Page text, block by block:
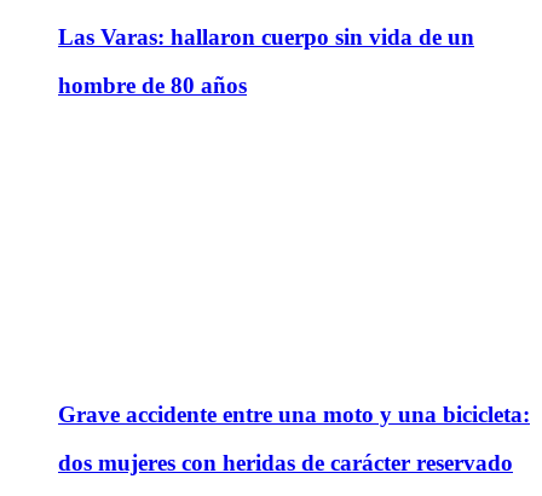
Las Varas: hallaron cuerpo sin vida de un
hombre de 80 años
Grave accidente entre una moto y una bicicleta:
dos mujeres con heridas de carácter reservado